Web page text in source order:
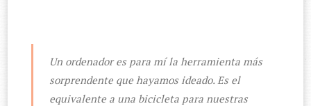
Un ordenador es para mí la herramienta más
sorprendente que hayamos ideado. Es el
equivalente a una bicicleta para nuestras